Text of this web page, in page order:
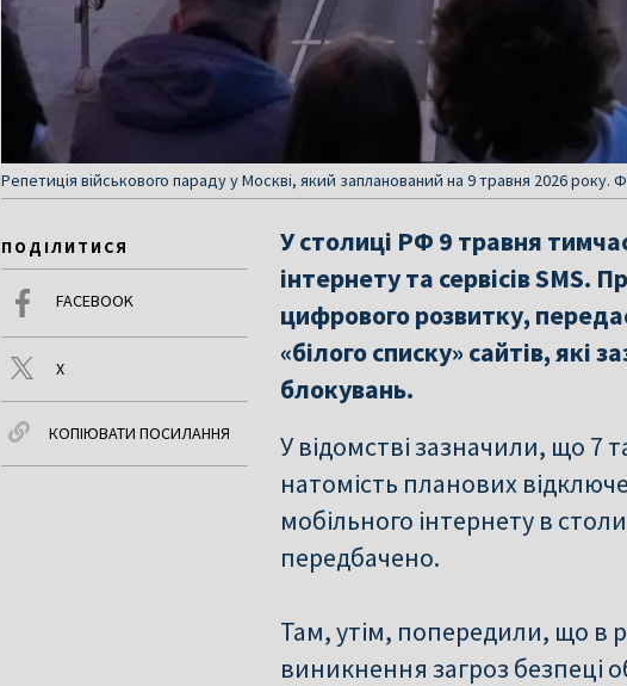
Репетиція військового параду у Москві, який запланований на 9 травня 2026 року.
ПОДІЛИТИСЯ
FACEBOOK
X
КОПІЮВАТИ ПОСИЛАННЯ
У столиці РФ 9 травня
інтернету та сервісів SMS.
цифрового розвитку,
«білого списку» сайтів, які
блокувань.
У відомстві зазначили, що 7
натомість планових
мобільного інтернету в
передбачено.
Там, утім, попередили, що в
виникнення загроз безпеці